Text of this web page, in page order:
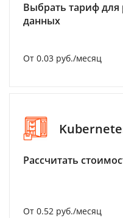
Выбрать тариф для
данных
От 0.03 руб./месяц
Рассчитать
От 0.52 руб./месяц